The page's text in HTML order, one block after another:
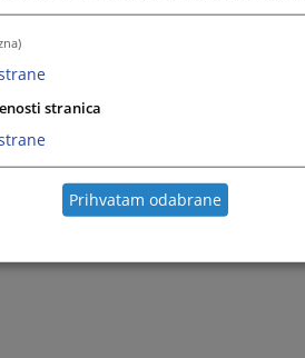
stranica
Prihvatam odabrane